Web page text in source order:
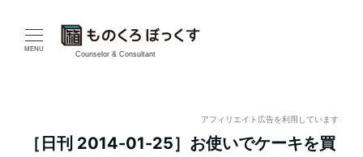
MENU
Counselor & Consultant
アフィリエイト広告を利用しています
［日刊 2014-01-25］お使いでケーキを買